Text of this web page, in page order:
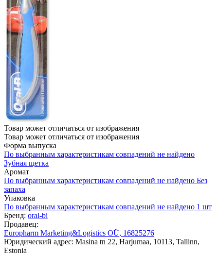
Товар может отличаться от изображения
Товар может отличаться от изображения
Форма выпуска
По выбранным характеристикам совпадений не найдено
Зубная щетка
Аромат
По выбранным характеристикам совпадений не найдено Без
запаха
Упаковка
По выбранным характеристикам совпадений не найдено 1 шт
Бренд: oral-bi
Продавец:
Europharm Marketing&Logistics OÜ, 16825276
Юридический адрес: Masina tn 22, Harjumaa, 10113, Tallinn,
Estonia